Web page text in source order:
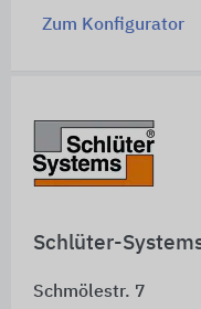
Schlüter-
Schmölestr. 7
Zum Konfigurator
Schnelleinstiege